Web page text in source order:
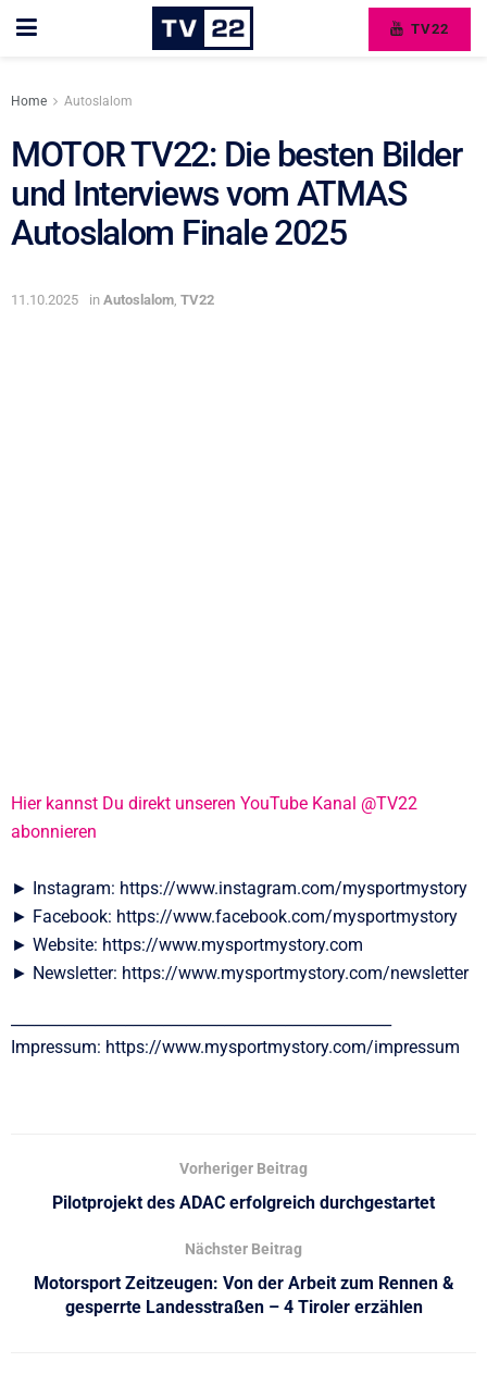
TV22
Home Autoslalom
MOTOR TV22: Die besten Bilder
und Interviews vom ATMAS
Autoslalom Finale 2025
11.10.2025 in Autoslalom TV22
Hier kannst Du direkt unseren YouTube Kanal @TV22
abonnieren
► Instagram: https://www.instagram.com/mysportmystory
► Facebook: https://www.facebook.com/mysportmystory
► Website: https://www.mysportmystory.com
► Newsletter: https://www.mysportmystory.com/newsletter
Impressum: https://www.mysportmystory.com/impressum
Vorheriger Beitrag
Pilotprojekt des ADAC erfolgreich durchgestartet
Nächster Beitrag
Motorsport Zeitzeugen: Von der Arbeit zum Rennen &
gesperrte Landesstraßen – 4 Tiroler erzählen